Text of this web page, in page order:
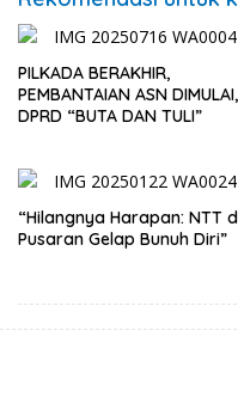
PILKADA BERAKHIR,
PEMBANTAIAN ASN DIMULAI,
DPRD “BUTA DAN TULI”
“Hilangnya Harapan: NTT
Pusaran Gelap Bunuh Diri”